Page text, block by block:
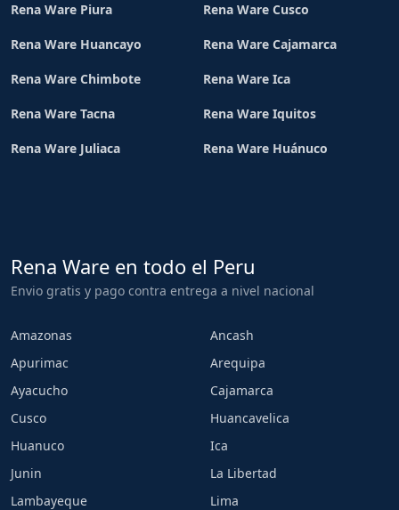
Rena Ware Piura Rena Ware Cusco
Rena Ware Huancayo Rena Ware Cajamarca
Rena Ware Chimbote Rena Ware Ica
Rena Ware Tacna Rena Ware Iquitos
Rena Ware Juliaca Rena Ware Huánuco
Rena Ware en todo el Peru
Envio gratis y pago contra entrega a nivel nacional
Amazonas
Ancash
Apurimac
Arequipa
Ayacucho
Cajamarca
Cusco
Huancavelica
Huanuco
Ica
Junin
La Libertad
Lambayeque
Lima